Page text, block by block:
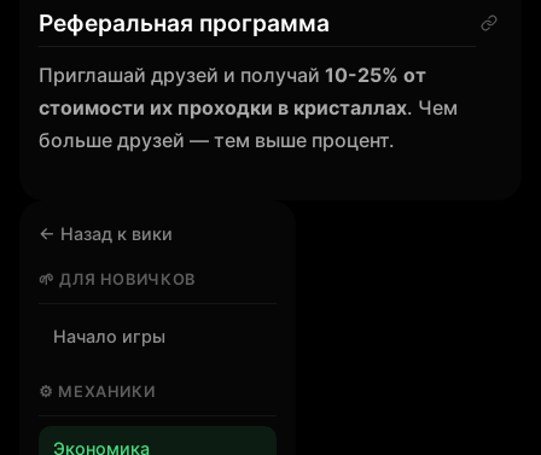
← Назад к вики
🌱 ДЛЯ НОВИЧКОВ
Начало игры
⚙️ МЕХАНИКИ
Экономика
Реферальная программа
Приглашай друзей и получай 10-25% от
стоимости их проходки в кристаллах. Чем
больше друзей — тем выше процент.